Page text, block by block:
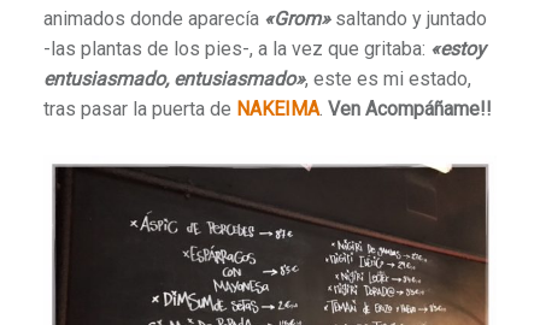
animados donde aparecía «Grom»saltando y juntado
-las plantas de los pies-, a la vez que gritaba: «estoy
entusiasmado, entusiasmado», este es mi estado,
tras pasar la puerta de NAKEIMA. Ven Acompáñame!!